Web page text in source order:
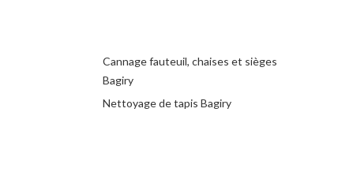
Cannage fauteuil, chaises et sièges
Bagiry
Nettoyage de tapis Bagiry